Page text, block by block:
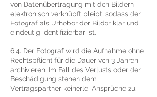
von Datenübertragung mit den Bildern
elektronisch verknüpft bleibt, sodass der
Fotograf als Urheber der Bilder klar und
eindeutig identifizierbar ist.
6.4. Der Fotograf wird die Aufnahme ohne
Rechtspflicht für die Dauer von 3 Jahren
archivieren. Im Fall des Verlusts oder der
Beschädigung stehen dem
Vertragspartner keinerlei Ansprüche zu.